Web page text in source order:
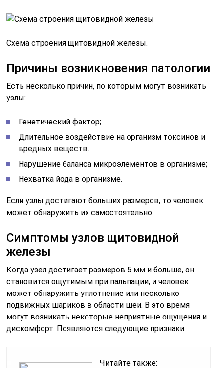
Схема строения щитовидной железы.
Причины возникновения патологии
Есть несколько причин, по которым могут возникать
узлы:
Генетический фактор;
Длительное воздействие на организм токсинов и
вредных веществ;
Нарушение баланса микроэлементов в организме;
Нехватка йода в организме.
Если узлы достигают больших размеров, то человек
может обнаружить их самостоятельно.
Симптомы узлов щитовидной
железы
Когда узел достигает размеров 5 мм и больше, он
становится ощутимым при пальпации, и человек
может обнаружить уплотнение или несколько
подвижных шариков в области шеи. В это время
могут возникать некоторые неприятные ощущения и
дискомфорт. Появляются следующие признаки:
Читайте также: